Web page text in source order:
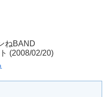
ねBAND
(2008/02/20)